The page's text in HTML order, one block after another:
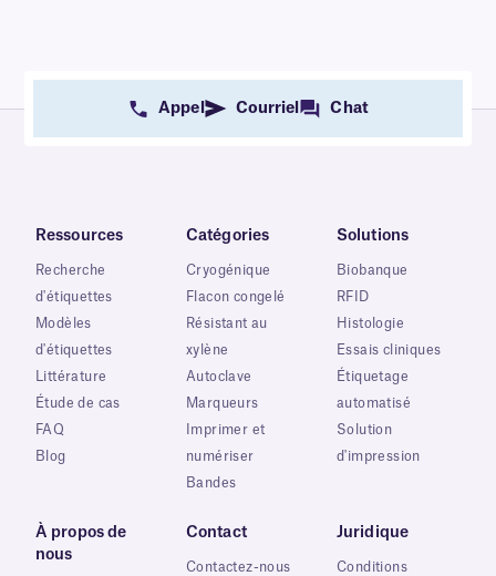
Appel Courriel Chat
Ressources
Recherche
d'étiquettes
Modèles
d'étiquettes
Littérature
Étude de cas
FAQ
Blog
Catégories
Cryogénique
Flacon congelé
Résistant au
xylène
Autoclave
Marqueurs
Imprimer et
numériser
Bandes
Solutions
Biobanque
RFID
Histologie
Essais cliniques
Étiquetage
automatisé
Solution
d'impression
À propos de
nous
Contact
Contactez-nous
Juridique
Conditions